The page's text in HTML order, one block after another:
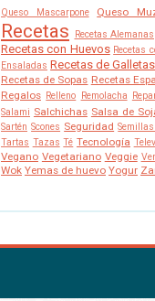
Queso Mascarpone
Queso
Recetas
Recetas Alemanas
Recetas con Huevos Recetas
Ensaladas Recetas de Galletas
Recetas de Sopas Recetas
Regalos Relleno Remolacha
Salami Salchichas Salsa de
Sartén Scones Seguridad
Tartas Tazas Té Tecnología
Vegano Vegetariano Veggie
Wok Yemas de huevo Yogur